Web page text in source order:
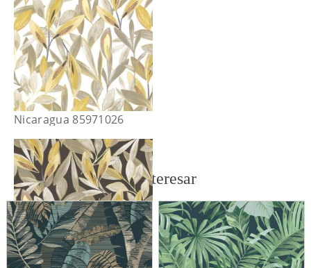
Nicaragua 85971026
También te puede interesar